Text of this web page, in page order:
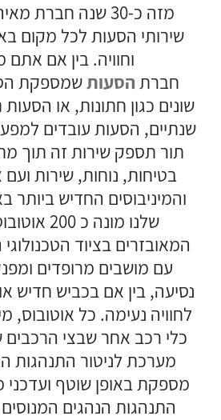
מזה כ-30 שנה
שירותי הסעות לכל מקום
וחוויה. בין אם
חברת הסעותשמספקת
שונים כגון חתונות, או
שנתיים, הסעות עובדים
תור תספק שירות זה תוך
בטיחות, נוחות, שירות ועם
והמיניבוסים החדיש ביותר
שלנו מונה
המאובזרים בציוד
עם מושבים מרופדים
נסיעה, בין אם בכביש חדיש
לחוויה נעימה. כל אוטובוס,
כלי רכב אחר שבצי הרכבים
מערכת לניטור התנהגות
מספקת באופן שוטף ועדכני
התנהגות הנהגים